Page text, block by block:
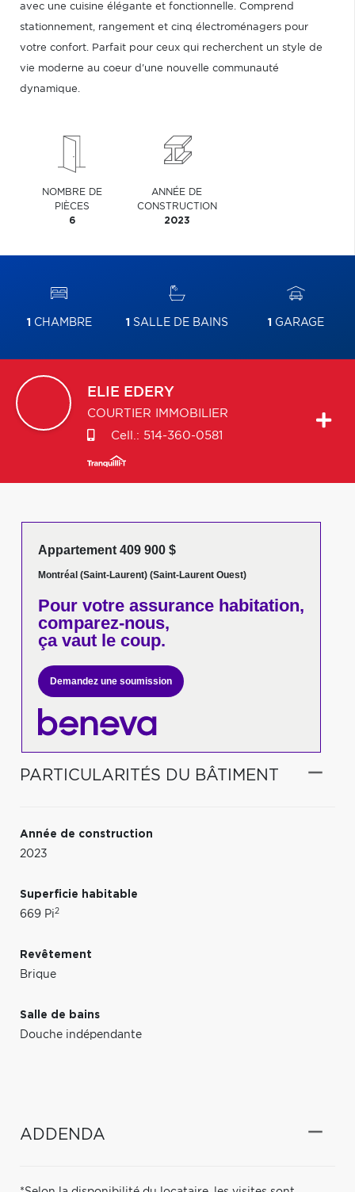
avec une cuisine élégante et fonctionnelle. Comprend
stationnement, rangement et cinq électroménagers pour
votre confort. Parfait pour ceux qui recherchent un style de
vie moderne au coeur d'une nouvelle communauté
dynamique.
NOMBRE DE
PIÈCES
6
ANNÉE DE
CONSTRUCTION
2023
1 CHAMBRE 1 SALLE DE BAINS 1 GARAGE
ELIE EDERY
COURTIER IMMOBILIER
Cell.: 514-360-0581
Appartement 409 900 $
Montréal (Saint-Laurent) (Saint-Laurent Ouest)
Pour votreassurance habitation,
comparez-nous,
ça vaut le coup.
Demandez une soumission
PARTICULARITÉS DU BÂTIMENT
Année de construction
2023
Superficie habitable
669 Pi2
Revêtement
Brique
Salle de bains
Douche indépendante
ADDENDA